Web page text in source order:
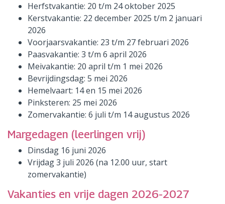
Herfstvakantie: 20 t/m 24 oktober 2025
Kerstvakantie: 22 december 2025 t/m 2 januari
2026
Voorjaarsvakantie: 23 t/m 27 februari 2026
Paasvakantie: 3 t/m 6 april 2026
Meivakantie: 20 april t/m 1 mei 2026
Bevrijdingsdag: 5 mei 2026
Hemelvaart: 14 en 15 mei 2026
Pinksteren: 25 mei 2026
Zomervakantie: 6 juli t/m 14 augustus 2026
Margedagen (leerlingen vrij)
Dinsdag 16 juni 2026
Vrijdag 3 juli 2026 (na 12.00 uur, start
zomervakantie)
Vakanties en vrije dagen 2026-2027